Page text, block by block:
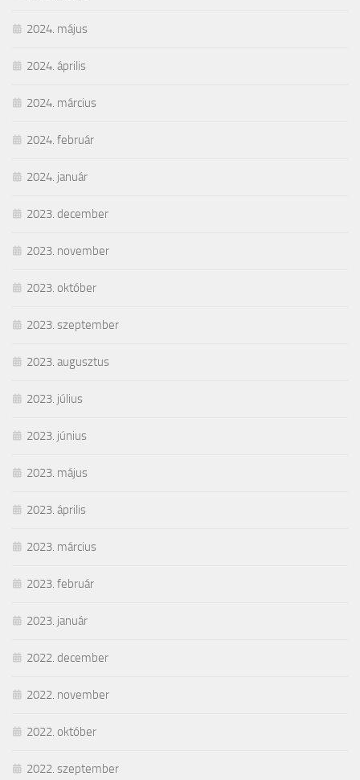
2024. május
2024. április
2024. március
2024. február
2024. január
2023. december
2023. november
2023. október
2023. szeptember
2023. augusztus
2023. július
2023. június
2023. május
2023. április
2023. március
2023. február
2023. január
2022. december
2022. november
2022. október
2022. szeptember